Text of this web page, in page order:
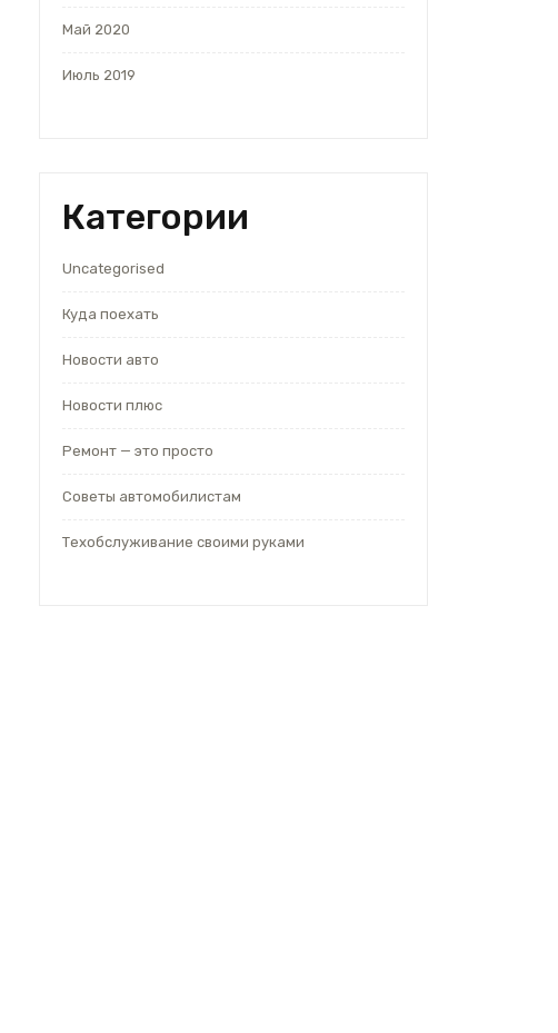
Май 2020
Июль 2019
Категории
Uncategorised
Куда поехать
Новости авто
Новости плюс
Ремонт — это просто
Советы автомобилистам
Техобслуживание своими руками